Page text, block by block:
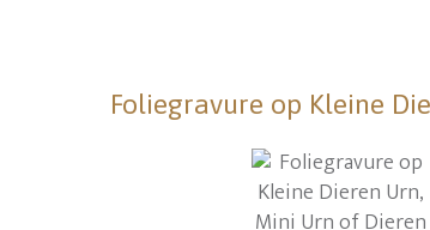
Foliegravure op Kleine